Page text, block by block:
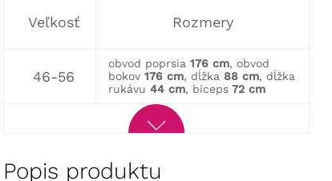
Veľkosť Rozmery
46-56
obvod poprsia 176 cm, obvod
bokov 176 cm, dĺžka 88 cm, dĺžka
rukávu 44 cm, biceps 72 cm
Popis produktu